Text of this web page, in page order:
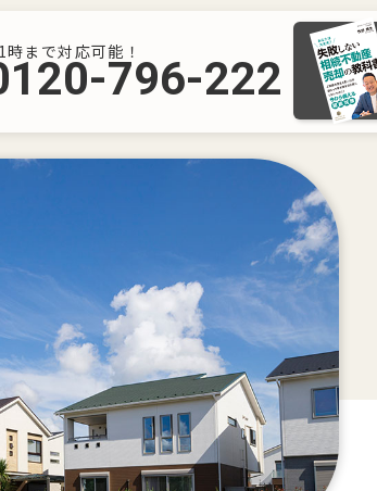
時まで対応可能！
796-222